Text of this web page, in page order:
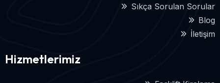
Sıkça Sorulan Sorular
Blog
İletişim
Hizmetlerimiz